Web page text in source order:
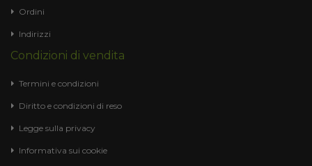
Ordini
Indirizzi
Condizioni di vendita
Termini e condizioni
Diritto e condizioni di reso
Legge sulla privacy
Informativa sui cookie